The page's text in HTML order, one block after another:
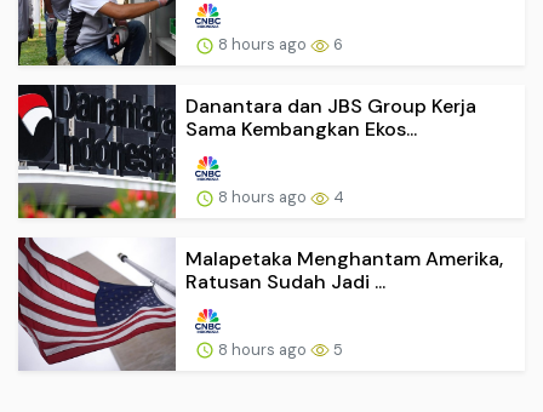
8 hours ago 6
Danantara dan JBS Group Kerja
Sama Kembangkan Ekos...
8 hours ago 4
Malapetaka Menghantam Amerika,
Ratusan Sudah Jadi ...
8 hours ago 5